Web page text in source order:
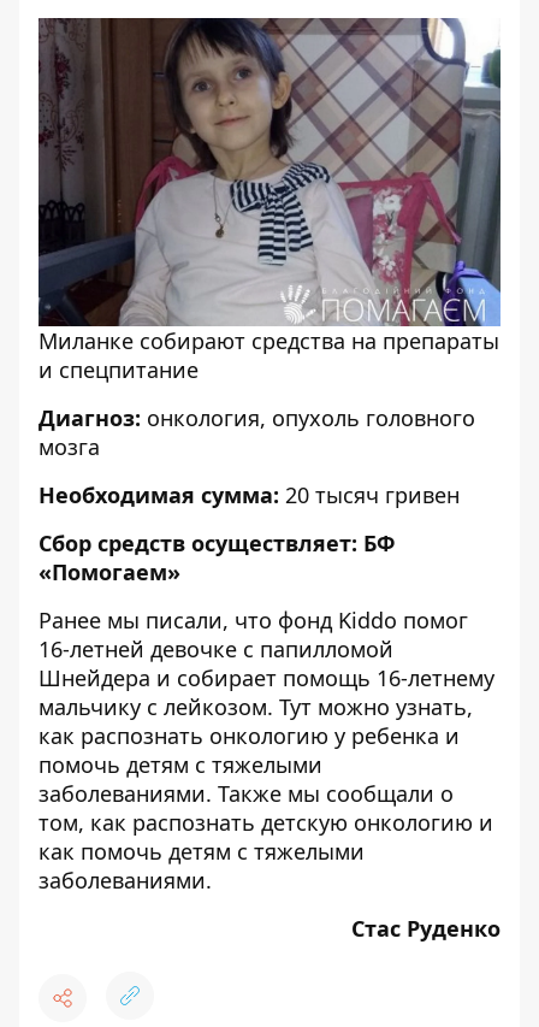
Миланке собирают средства на препараты
и спецпитание
Диагноз: онкология, опухоль головного
мозга
Необходимая сумма: 20 тысяч гривен
Сбор средств осуществляет: БФ
«Помогаем»
Ранее мы писали, что фонд Kiddo помог
16-летней девочке с папилломой
Шнейдера и собирает помощь 16-летнему
мальчику с лейкозом. Тут можно узнать,
как распознать онкологию у ребенка и
помочь детям с тяжелыми
заболеваниями. Также мы сообщали о
том, как распознать детскую онкологию и
как помочь детям с тяжелыми
заболеваниями.
Стас Руденко